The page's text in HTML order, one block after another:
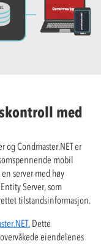
med
og Condmaster.NET er
mobil
server med høy
Server, som
tilstandsinformasjon.
Dette
eiendelenes